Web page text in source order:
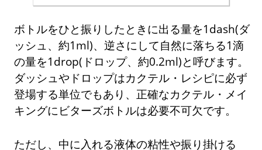
ボトルをひと振りしたときに出る量を1dash(ダ
ッシュ、約1ml)、逆さにして自然に落ちる1滴
の量を1drop(ドロップ、約0.2ml)と呼びます。
ダッシュやドロップはカクテル・レシピに必ず
登場する単位でもあり、正確なカクテル・メイ
キングにビターズボトルは必要不可欠です。
ただし、中に入れる液体の粘性や振り掛ける